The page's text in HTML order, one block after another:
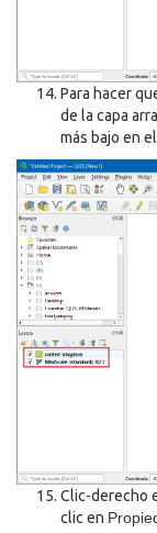
Para hacer
de la capa
más bajo en
Clic-derecho
clic en